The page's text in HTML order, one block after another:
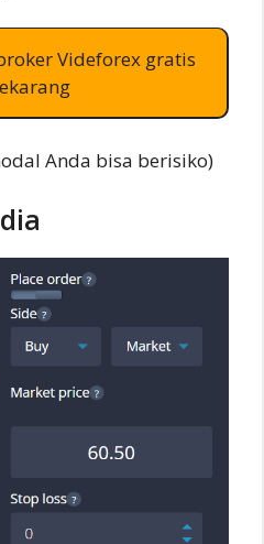
Videforex gratis
Anda bisa berisiko)